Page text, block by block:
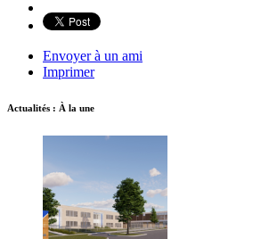
Envoyer à un ami
Imprimer
Actualités : À la une